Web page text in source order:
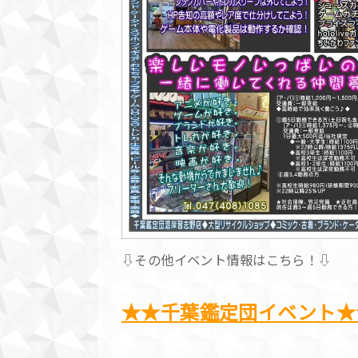
⇩その他イベント情報はこちら！⇩
★★千葉鑑定団イベント